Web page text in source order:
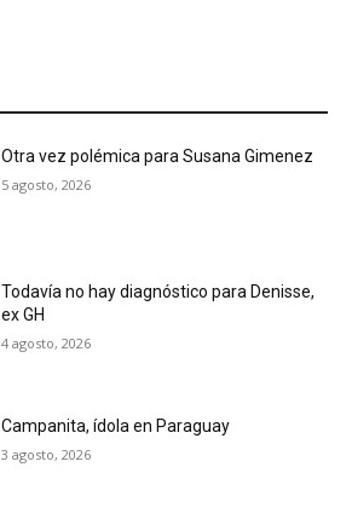
Otra vez polémica para Susana Gimenez
5 agosto, 2026
Todavía no hay diagnóstico para Denisse,
ex GH
4 agosto, 2026
Campanita, ídola en Paraguay
3 agosto, 2026